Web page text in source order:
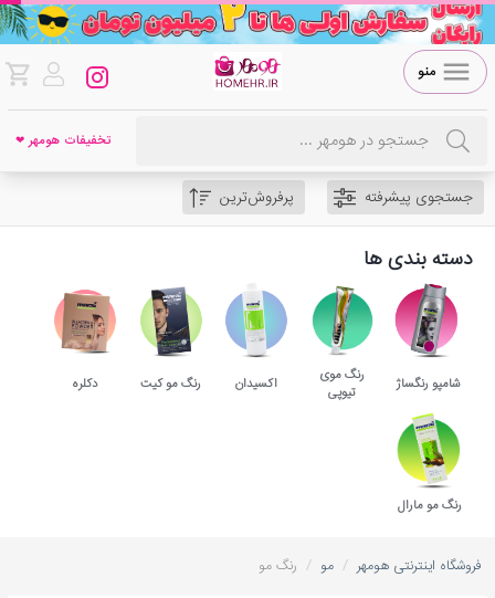
منو
تخفیفات هومهر ❤
جستجوی پیشرفته پرفروش‌ترین
دسته بندی ها
شامپو رنگساژ
رنگ موی
تیوپی
اکسیدان رنگ مو کیت دکلره
رنگ مو مارال
فروشگاه اینترنتی هومهر / مو / رنگ مو